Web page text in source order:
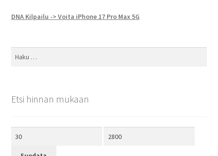
DNA Kilpailu -> Voita iPhone 17 Pro Max 5G
Etsi hinnan mukaan